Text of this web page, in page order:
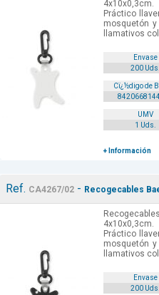
Práctico
mosquetón
llamativos
Envase
200
Cï¿½digo de
UMV
1 Uds.
+ Información
Ref. CA4267/02 - Recogecables
Práctico
mosquetón
llamativos
Envase
200